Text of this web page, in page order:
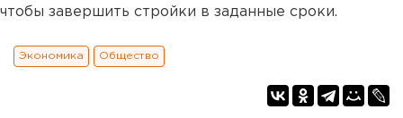
чтобы завершить стройки в заданные сроки.
Экономика Общество